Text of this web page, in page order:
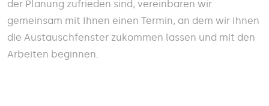
der Planung zufrieden sind, vereinbaren wir
gemeinsam mit Ihnen einen Termin, an dem wir Ihnen
die Austauschfenster zukommen lassen und mit den
Arbeiten beginnen.